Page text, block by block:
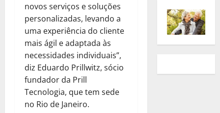
novos serviços e soluções
personalizadas, levando a
uma experiência do cliente
mais ágil e adaptada às
necessidades individuais”,
diz Eduardo Prillwitz, sócio
fundador da Prill
Tecnologia, que tem sede
no Rio de Janeiro.